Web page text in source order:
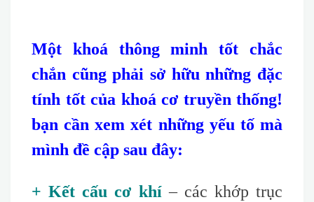
Một khoá thông minh tốt chắc
chắn cũng phải sở hữu những đặc
tính tốt của khoá cơ truyền thống!
bạn cần xem xét những yếu tố mà
mình đề cập sau đây:
+ Kết cấu cơ khí– các khớp trục